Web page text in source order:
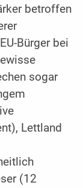
betroffen
Bürger bei
sogar
Lettland
(12